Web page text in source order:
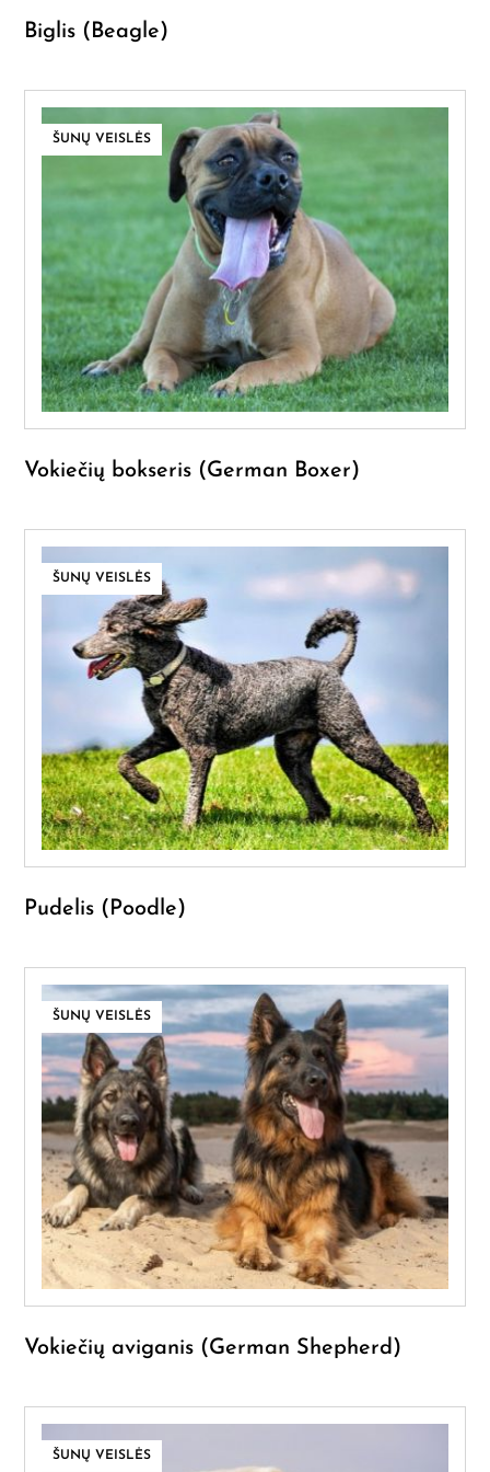
Biglis (Beagle)
ŠUNŲ VEISLĖS
Vokiečių bokseris (German Boxer)
ŠUNŲ VEISLĖS
Pudelis (Poodle)
ŠUNŲ VEISLĖS
Vokiečių aviganis (German Shepherd)
ŠUNŲ VEISLĖS